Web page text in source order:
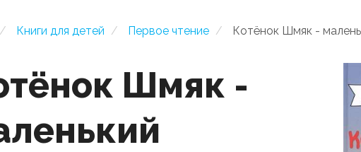
Книги для детей Первое чтение Котёнок Шмяк -
Шмяк -